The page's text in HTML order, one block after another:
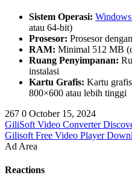
Sistem Operasi: Windows
atau 64-bit)
Prosesor: Prosesor
RAM: Minimal 512 MB
Ruang Penyimpanan:
instalasi
Kartu Grafis: Kartu
800×600 atau lebih tinggi
267 0 October 15, 2024
GiliSoft Video Converter
Gilisoft Free Video Player
Ad Area
Reactions